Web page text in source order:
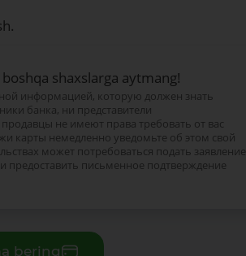
shaxslarga aytmang!
информацией, которую должен знать
банка, ни представители
не имеют права требовать от вас
карты немедленно уведомьте об этом свой
может потребоваться подать заявление
предоставить письменное подтверждение
bering